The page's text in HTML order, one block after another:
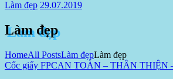
Làm đẹp 29.07.2019
Làm đẹp
HomeAll PostsLàm đẹpLàm đẹp
Cốc giấy FPCAN TOÀN – THÂN THIỆN